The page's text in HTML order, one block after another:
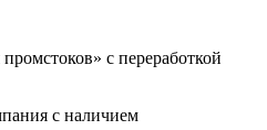
с переработкой
с наличием